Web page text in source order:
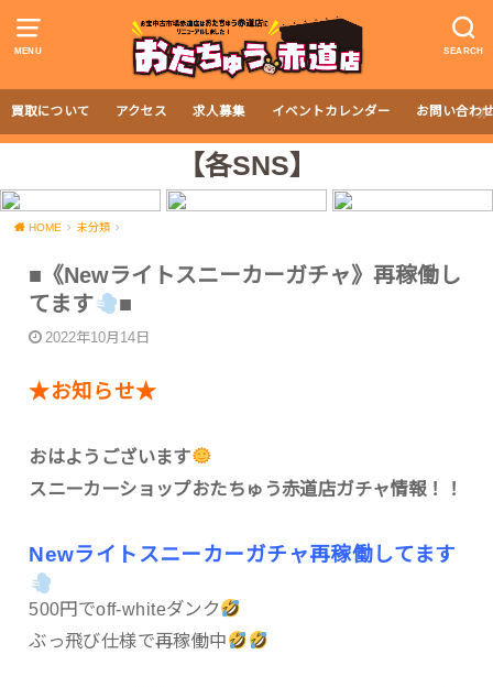
MENU SEARCH
買取について アクセス 求人募集 イベントカレンダー お問い合わ
【各SNS】
HOME 未分類
■《Newライトスニーカーガチャ》再稼働し
てます
■
2022年10月14日
★お知らせ★
おはようございます
スニーカーショップおたちゅう赤道店ガチャ情報！！
Newライトスニーカーガチャ再稼働してます
500円でoff-whiteダンク
ぶっ飛び仕様で再稼働中